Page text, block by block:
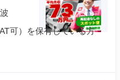
可）を保有している方